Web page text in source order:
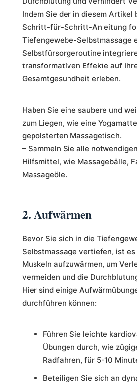
Indem Sie der in diesem
Schritt-für-Schritt-Anleitung
Tiefengewebe-Selbstmassage
Selbstfürsorgeroutine
transformativen Effekte auf Ihre
Gesamtgesundheit erleben.
Haben Sie eine saubere und
zum Liegen, wie eine
gepolsterten Massagetisch.
– Sammeln Sie alle
Hilfsmittel, wie Massagebälle,
Massageöle.
2. Aufwärmen
Bevor Sie sich in die
Selbstmassage vertiefen, ist
Muskeln aufzuwärmen, um
vermeiden und die
Hier sind einige
durchführen können:
Führen Sie leichte
Übungen durch, wie
Radfahren, für 5-10
Beteiligen Sie sich an